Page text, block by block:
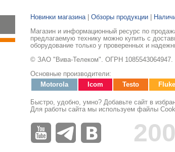
Новинки магазина Обзоры продукции
Магазин и информационный ресурс по
предлагаемую технику можно купить с
оборудование только у проверенных и
© ЗАО "Вива-Телеком". ОГРН 1085543064947.
Основные производители:
Motorola
Icom Testo Fluke
Быстро, удобно, умно? Добавьте сайт в
Для работы сайта мы используем файлы